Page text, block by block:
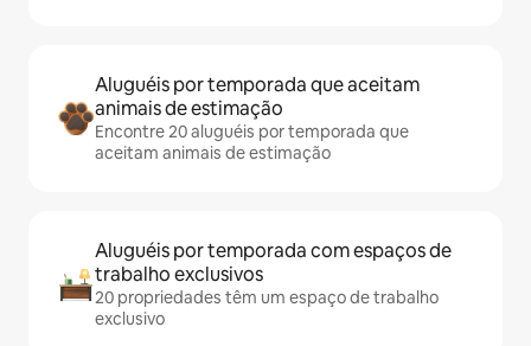
Aluguéis por temporada que aceitam
animais de estimação
Encontre 20 aluguéis por temporada que
aceitam animais de estimação
Aluguéis por temporada com espaços de
trabalho exclusivos
20 propriedades têm um espaço de trabalho
exclusivo